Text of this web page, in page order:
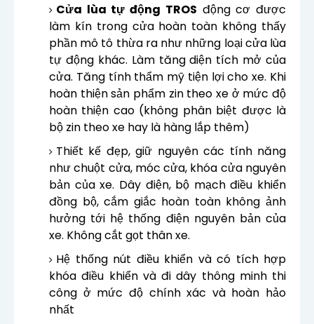
Cửa lùa tự động TROS động cơ được
làm kín trong cửa hoàn toàn không thấy
phần mô tô thừa ra như những loại cửa lùa
tự động khác. Làm tăng diện tích mở của
cửa. Tăng tính thẩm mỹ tiện lợi cho xe. Khi
hoàn thiện sản phẩm zin theo xe ở mức độ
hoàn thiện cao (không phân biệt được là
bộ zin theo xe hay là hàng lắp thêm)
Thiết kế đẹp, giữ nguyên các tính năng
như chuột cửa, móc cửa, khóa cửa nguyên
bản của xe. Dây điện, bộ mạch điều khiển
đồng bộ, cắm giắc hoàn toàn không ảnh
hưởng tới hệ thống điện nguyên bản của
xe. Không cắt gọt thân xe.
Hệ thống nút điều khiển và có tích hợp
khóa điều khiển và đi dây thông minh thi
công ở mức độ chính xác và hoàn hảo
nhất